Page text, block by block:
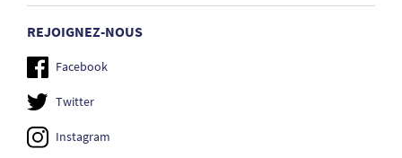
REJOIGNEZ-NOUS
Facebook
Twitter
Instagram